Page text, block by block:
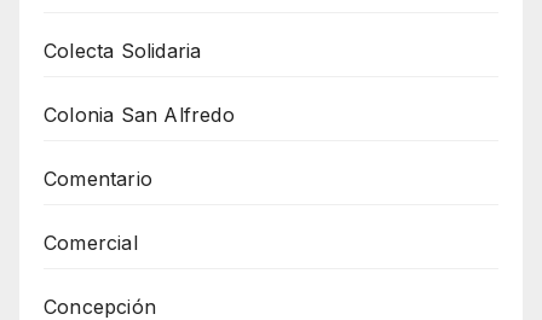
Colecta Solidaria
Colonia San Alfredo
Comentario
Comercial
Concepción